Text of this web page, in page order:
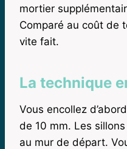
mortier
Comparé au coût de
vite fait.
La technique
Vous encollez
de 10 mm. Les
au mur de départ.